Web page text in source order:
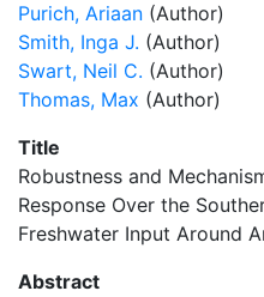
Purich, Ariaan (Author)
Smith, Inga J. (Author)
Swart, Neil C. (Author)
Thomas, Max (Author)
Title
Robustness and
Response Over the
Freshwater Input Around
Abstract